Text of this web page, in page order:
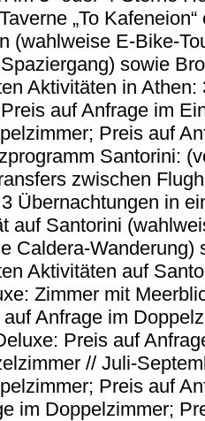
„To
(wahlweise E-Bike-
sowie
Aktivitäten in
auf Anfrage im
Preis auf
Santorini:
zwischen
Übernachtungen in
auf Santorini
Caldera-
Aktivitäten auf
Zimmer mit
Anfrage im
Preis auf
// Juli-
Preis auf
im Doppelzimmer;